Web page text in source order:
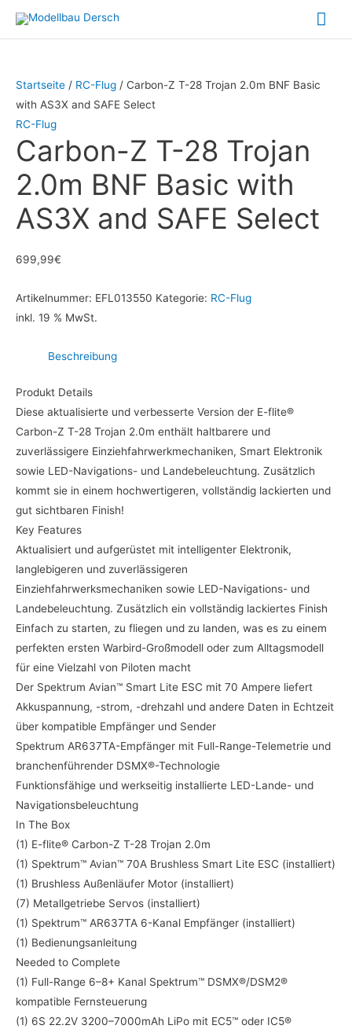
Inhalt
Startseite / RC-Flug / Carbon-Z T-28 Trojan 2.0m BNF Basic
with AS3X and SAFE Select
RC-Flug
Carbon-Z T-28 Trojan
2.0m BNF Basic with
AS3X and SAFE Select
699,99€
Artikelnummer: EFL013550 Kategorie: RC-Flug
inkl. 19 % MwSt.
Beschreibung
Produkt Details
Diese aktualisierte und verbesserte Version der E-flite®
Carbon-Z T-28 Trojan 2.0m enthält haltbarere und
zuverlässigere Einziehfahrwerkmechaniken, Smart Elektronik
sowie LED-Navigations- und Landebeleuchtung. Zusätzlich
kommt sie in einem hochwertigeren, vollständig lackierten und
gut sichtbaren Finish!
Key Features
Aktualisiert und aufgerüstet mit intelligenter Elektronik,
langlebigeren und zuverlässigeren
Einziehfahrwerksmechaniken sowie LED-Navigations- und
Landebeleuchtung. Zusätzlich ein vollständig lackiertes Finish
Einfach zu starten, zu fliegen und zu landen, was es zu einem
perfekten ersten Warbird-Großmodell oder zum Alltagsmodell
für eine Vielzahl von Piloten macht
Der Spektrum Avian™ Smart Lite ESC mit 70 Ampere liefert
Akkuspannung, -strom, -drehzahl und andere Daten in Echtzeit
über kompatible Empfänger und Sender
Spektrum AR637TA-Empfänger mit Full-Range-Telemetrie und
branchenführender DSMX®-Technologie
Funktionsfähige und werkseitig installierte LED-Lande- und
Navigationsbeleuchtung
In The Box
(1) E-flite® Carbon-Z T-28 Trojan 2.0m
(1) Spektrum™ Avian™ 70A Brushless Smart Lite ESC (installiert)
(1) Brushless Außenläufer Motor (installiert)
(7) Metallgetriebe Servos (installiert)
(1) Spektrum™ AR637TA 6-Kanal Empfänger (installiert)
(1) Bedienungsanleitung
Needed to Complete
(1) Full-Range 6–8+ Kanal Spektrum™ DSMX®/DSM2®
kompatible Fernsteuerung
(1) 6S 22.2V 3200–7000mAh LiPo mit EC5™ oder IC5®